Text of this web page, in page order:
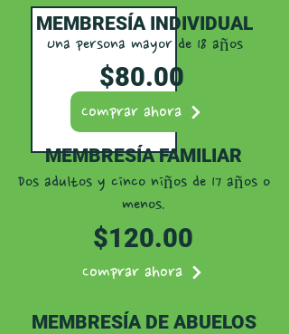
MEMBRESÍA INDIVIDUAL
Una persona mayor de 18 años
MEMBRESÍA FAMILIAR
Dos adultos y cinco niños de 17 años o
menos.
Comprar ahora
$80.00
Comprar ahora
$120.00
MEMBRESÍA DE ABUELOS